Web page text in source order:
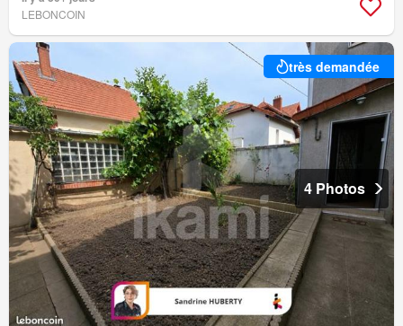
LEBONCOIN
très demandée
4 Photos